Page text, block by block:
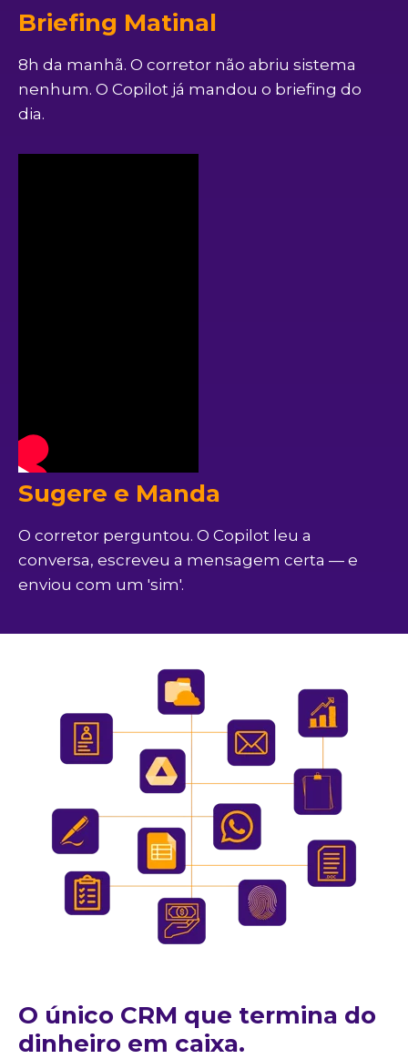
Briefing Matinal
8h da manhã. O corretor não abriu sistema
nenhum. O Copilot já mandou o briefing do
dia.
Sugere e Manda
O corretor perguntou. O Copilot leu a
conversa, escreveu a mensagem certa — e
enviou com um 'sim'.
O único CRM que termina do
dinheiro em caixa.